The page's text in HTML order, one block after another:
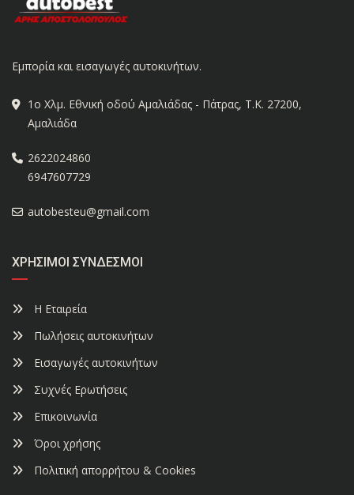
Εμπορία και εισαγωγές αυτοκινήτων.
1ο Χλμ. Εθνική οδού Αμαλιάδας - Πάτρας, Τ.Κ. 27200,
Αμαλιάδα
2622024860
6947607729
autobesteu@gmail.com
ΧΡΉΣΙΜΟΙ ΣΎΝΔΕΣΜΟΙ
Η Εταιρεία
Πωλήσεις αυτοκινήτων
Εισαγωγές αυτοκινήτων
Συχνές Ερωτήσεις
Επικοινωνία
Όροι χρήσης
Πολιτική απορρήτου & Cookies